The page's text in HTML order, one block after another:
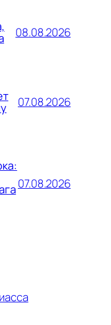
08.08.2026
07.08.2026
07.08.2026